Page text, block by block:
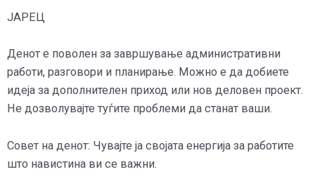
ЈАРЕЦ
Денот е поволен за завршување административни
работи, разговори и планирање. Можно е да добиете
идеја за дополнителен приход или нов деловен проект.
Не дозволувајте туѓите проблеми да станат ваши.
Совет на денот: Чувајте ја својата енергија за работите
што навистина ви се важни.